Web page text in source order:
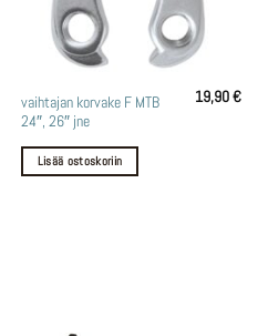
vaihtajan korvake F MTB
24″, 26″ jne
19,90€
Lisää ostoskoriin